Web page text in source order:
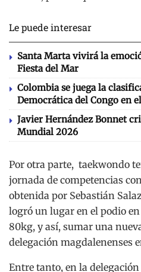
Le puede interesar
Santa Marta vivirá la
Fiesta del Mar
Colombia se juega la
Democrática del Congo en
Javier Hernández Bonnet
Mundial 2026
Por otra parte, taekwondo
jornada de competencias
obtenida por Sebastián
logró un lugar en el podio
80kg, y así, sumar una
delegación magdalenenses
Entre tanto, en la